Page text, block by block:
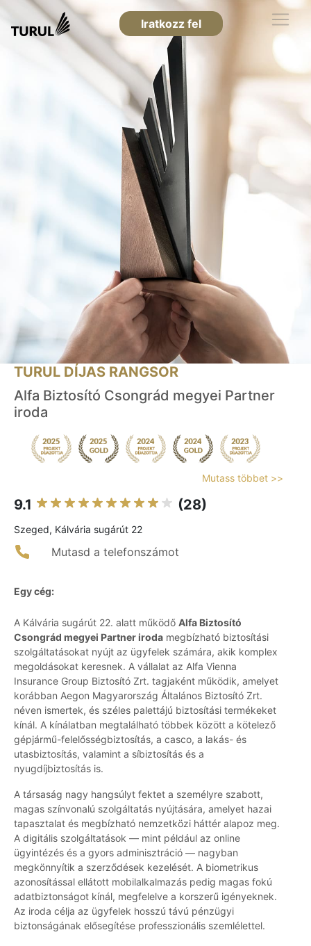
Iratkozz fel
TURUL DÍJAS RANGSOR
Alfa Biztosító Csongrád megyei Partner
iroda
Mutass többet >>
9.1 (28)
Szeged, Kálvária sugárút 22
Mutasd a telefonszámot
Egy cég:
A Kálvária sugárút 22. alatt működő Alfa Biztosító
Csongrád megyei Partner iroda megbízható biztosítási
szolgáltatásokat nyújt az ügyfelek számára, akik komplex
megoldásokat keresnek. A vállalat az Alfa Vienna
Insurance Group Biztosító Zrt. tagjaként működik, amelyet
korábban Aegon Magyarország Általános Biztosító Zrt.
néven ismertek, és széles palettájú biztosítási termékeket
kínál. A kínálatban megtalálható többek között a kötelező
gépjármű-felelősségbiztosítás, a casco, a lakás- és
utasbiztosítás, valamint a síbiztosítás és a
nyugdíjbiztosítás is.
A társaság nagy hangsúlyt fektet a személyre szabott,
magas színvonalú szolgáltatás nyújtására, amelyet hazai
tapasztalat és megbízható nemzetközi háttér alapoz meg.
A digitális szolgáltatások — mint például az online
ügyintézés és a gyors adminisztráció — nagyban
megkönnyítik a szerződések kezelését. A biometrikus
azonosítással ellátott mobilalkalmazás pedig magas fokú
adatbiztonságot kínál, megfelelve a korszerű igényeknek.
Az iroda célja az ügyfelek hosszú távú pénzügyi
biztonságának elősegítése professzionális szemlélettel.